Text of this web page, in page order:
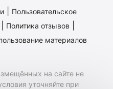
Пользовательское
Политика отзывов
материалов
на сайте не
уточняйте при